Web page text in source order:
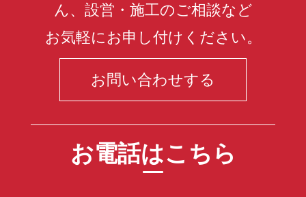
ん、設営・施工のご相談など
お気軽にお申し付けください。
お問い合わせする
お電話はこちら